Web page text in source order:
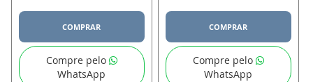
COMPRAR
Compre pelo
WhatsApp
COMPRAR
Compre pelo
WhatsApp